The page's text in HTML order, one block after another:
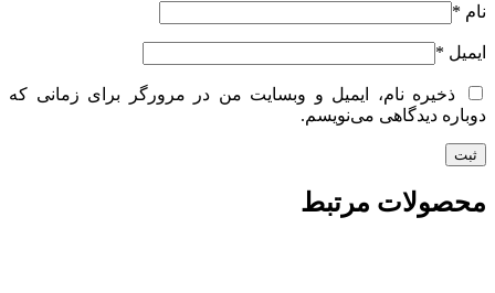
نام *
ایمیل *
ذخیره نام، ایمیل و وبسایت من در مرورگر برای زمانی که
دوباره دیدگاهی می‌نویسم.
محصولات مرتبط